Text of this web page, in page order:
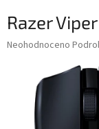
Razer
Průměrné
Neohodnoceno